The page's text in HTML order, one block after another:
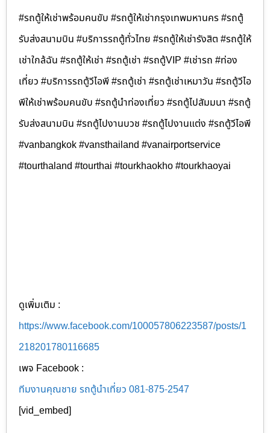
#รถตู้ให้เช่าพร้อมคนขับ #รถตู้ให้เช่ากรุงเทพมหานคร #รถตู้
รับส่งสนามบิน #บริการรถตู้ทั่วไทย #รถตู้ให้เช่ารังสิต #รถตู้ให้
เช่าใกล้ฉัน #รถตู้ให้เช่า #รถตู้เช่า #รถตู้VIP #เช่ารถ #ท่อง
เที่ยว #บริการรถตู้วีไอพี #รถตู้เช่า #รถตู้เช่าเหมาวัน #รถตู้วีไอ
พีให้เช่าพร้อมคนขับ #รถตู้นำท่องเที่ยว #รถตู้ไปสัมมนา #รถตู้
รับส่งสนามบิน #รถตู้ไปงานบวช #รถตู้ไปงานแต่ง #รถตู้วีไอพี
#vanbangkok #vansthailand #vanairportservice
#tourthaland #tourthai #tourkhaokho #tourkhaoyai
ดูเพิ่มเติม :
https://www.facebook.com/100057806223587/posts/1
218201780116685
เพจ Facebook :
ทีมงานคุณชาย รถตู้นำเที่ยว 081-875-2547
[vid_embed]